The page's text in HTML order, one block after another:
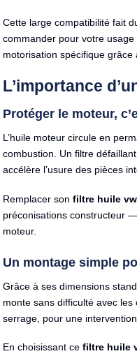
Cette large compatibilité fait
commander pour votre
motorisation spécifique
L’importance
Protéger le moteur,
L’huile moteur circule en
combustion. Un filtre
accélère l’usure des pièces
Remplacer son filtre huile
préconisations constructeur
moteur.
Un montage simple
Grâce à ses dimensions
monte sans difficulté avec les
serrage, pour une
En choisissant ce filtre huile